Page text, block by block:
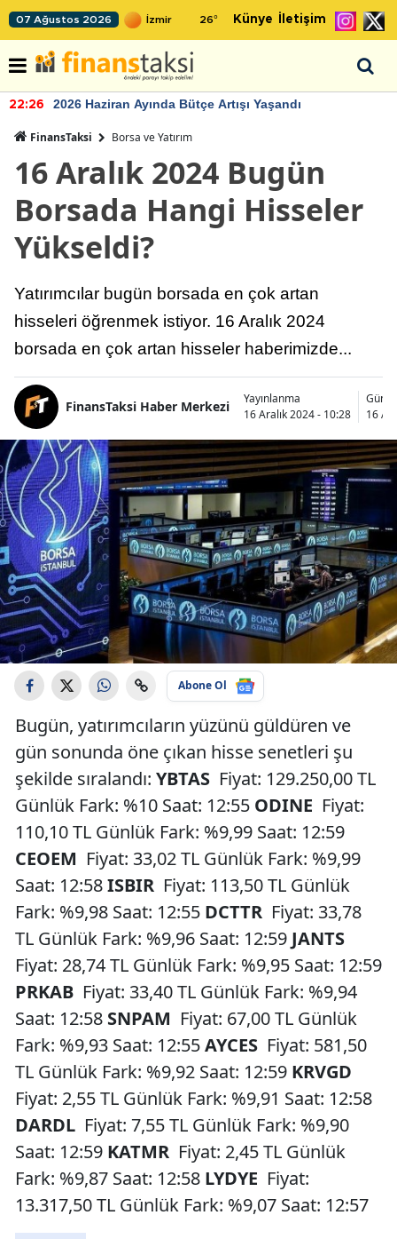
07 Ağustos 2026 26° Künye İletişim
22:26 2026 Haziran Ayında Bütçe Artışı Yaşandı
FinansTaksi Borsa ve Yatırım
16 Aralık 2024 Bugün
Borsada Hangi Hisseler
Yükseldi?
Yatırımcılar bugün borsada en çok artan
hisseleri öğrenmek istiyor. 16 Aralık 2024
borsada en çok artan hisseler haberimizde...
FinansTaksi Haber Merkezi
Yayınlanma
16 Aralık 2024 - 10:28
16
Abone Ol
Bugün, yatırımcıların yüzünü güldüren ve
gün sonunda öne çıkan hisse senetleri şu
şekilde sıralandı: YBTAS Fiyat: 129.250,00 TL
Günlük Fark: %10 Saat: 12:55 ODINE Fiyat:
110,10 TL Günlük Fark: %9,99 Saat: 12:59
CEOEM Fiyat: 33,02 TL Günlük Fark: %9,99
Saat: 12:58ISBIR Fiyat: 113,50 TL Günlük
Fark: %9,98 Saat: 12:55 DCTTR Fiyat: 33,78
TL Günlük Fark: %9,96 Saat: 12:59 JANTS
Fiyat: 28,74 TL Günlük Fark: %9,95 Saat: 12:59
PRKAB Fiyat: 33,40 TL Günlük Fark: %9,94
Saat: 12:58 SNPAM Fiyat: 67,00 TL Günlük
Fark: %9,93 Saat: 12:55AYCES Fiyat: 581,50
TL Günlük Fark: %9,92 Saat: 12:59 KRVGD
Fiyat: 2,55 TL Günlük Fark: %9,91 Saat: 12:58
DARDL Fiyat: 7,55 TL Günlük Fark: %9,90
Saat: 12:59 KATMR Fiyat: 2,45 TL Günlük
Fark: %9,87 Saat: 12:58 LYDYE Fiyat:
13.317,50 TL Günlük Fark: %9,07 Saat: 12:57